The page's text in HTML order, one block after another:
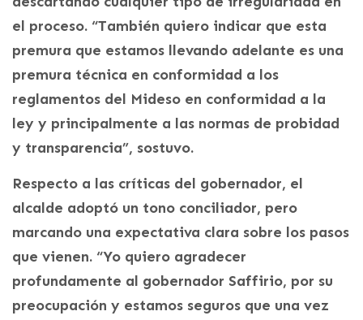
el proceso. “También quiero indicar que esta
premura que estamos llevando adelante es una
premura técnica en conformidad a los
reglamentos del Mideso en conformidad a la
ley y principalmente a las normas de probidad
y transparencia”, sostuvo.
Respecto a las críticas del gobernador, el
alcalde adoptó un tono conciliador, pero
marcando una expectativa clara sobre los pasos
que vienen. “Yo quiero agradecer
profundamente al gobernador Saffirio, por su
preocupación y estamos seguros que una vez